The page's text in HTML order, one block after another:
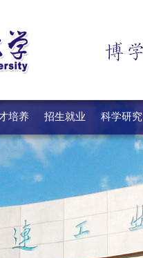
培养 招生就业 科学研究